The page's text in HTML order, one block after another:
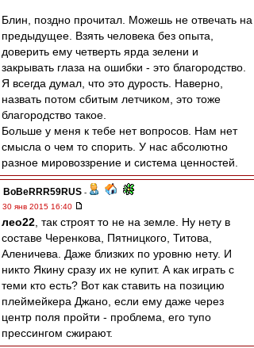
Блин, поздно прочитал. Можешь не отвечать на
предыдущее. Взять человека без опыта,
доверить ему четверть ярда зелени и
закрывать глаза на ошибки - это благородство.
Я всегда думал, что это дурость. Наверно,
назвать потом сбитым летчиком, это тоже
благородство такое.
Больше у меня к тебе нет вопросов. Нам нет
смысла о чем то спорить. У нас абсолютно
разное мировоззрение и система ценностей.
BoBeRRR59RUS -
30 янв 2015 16:40
лео22 , так строят то не на земле. Ну нету в
составе Черенкова, Пятницкого, Титова,
Аленичева. Даже близких по уровню нету. И
никто Якину сразу их не купит. А как играть с
теми кто есть? Вот как ставить на позицию
плеймейкера Джано, если ему даже через
центр поля пройти - проблема, его тупо
прессингом сжирают.